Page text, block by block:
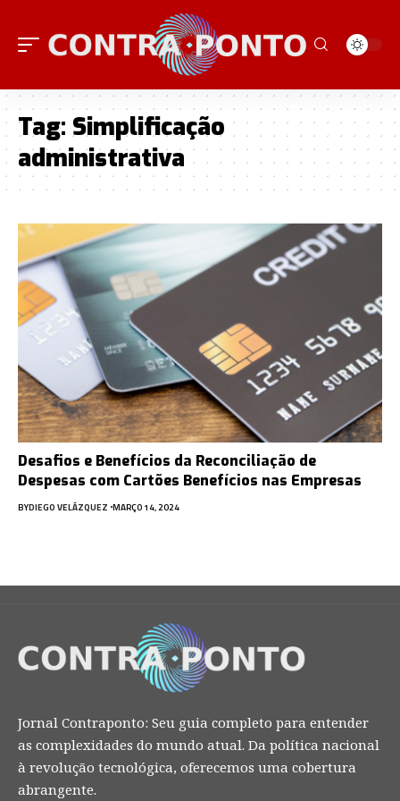
Tag: Simplificação
administrativa
Desafios e Benefícios da Reconciliação de
Despesas com Cartões Benefícios nas Empresas
BYDIEGO VELÁZQUEZ MARÇO 14, 2024
Jornal Contraponto: Seu guia completo para entender
as complexidades do mundo atual. Da política nacional
à revolução tecnológica, oferecemos uma cobertura
abrangente.